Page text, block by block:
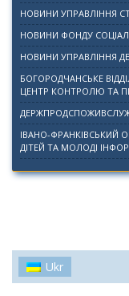
НОВИНИ УПРАВЛІННЯ
НОВИНИ ФОНДУ
НОВИНИ УПРАВЛІННЯ
БОГОРОДЧАНСЬКЕ
ЦЕНТР КОНТРОЛЮ ТА
ІВАНО-ФРАНКІВСЬКИЙ
ДІТЕЙ ТА МОЛОДІ
Ukr